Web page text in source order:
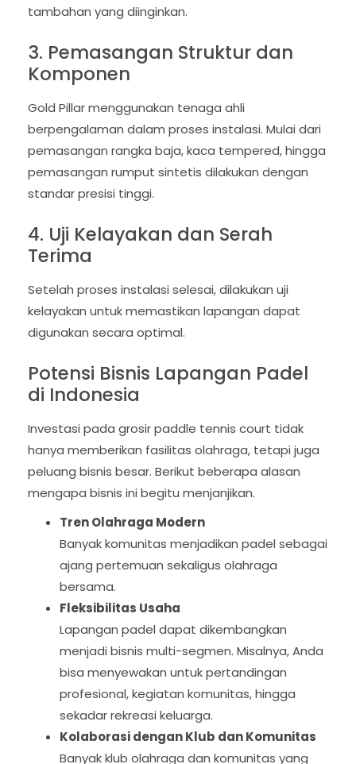
tambahan yang diinginkan.
3. Pemasangan Struktur dan
Komponen
Gold Pillar menggunakan tenaga ahli
berpengalaman dalam proses instalasi. Mulai dari
pemasangan rangka baja, kaca tempered, hingga
pemasangan rumput sintetis dilakukan dengan
standar presisi tinggi.
4. Uji Kelayakan dan Serah
Terima
Setelah proses instalasi selesai, dilakukan uji
kelayakan untuk memastikan lapangan dapat
digunakan secara optimal.
Potensi Bisnis Lapangan Padel
di Indonesia
Investasi pada grosir paddle tennis court tidak
hanya memberikan fasilitas olahraga, tetapi juga
peluang bisnis besar. Berikut beberapa alasan
mengapa bisnis ini begitu menjanjikan.
Tren Olahraga Modern
Banyak komunitas menjadikan padel sebagai
ajang pertemuan sekaligus olahraga
bersama.
Fleksibilitas Usaha
Lapangan padel dapat dikembangkan
menjadi bisnis multi-segmen. Misalnya, Anda
bisa menyewakan untuk pertandingan
profesional, kegiatan komunitas, hingga
sekadar rekreasi keluarga.
Kolaborasi dengan Klub dan Komunitas
Banyak klub olahraga dan komunitas yang